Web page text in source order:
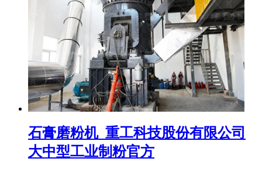
石膏磨粉机_重工科技股份有限公司
大中型工业制粉官方